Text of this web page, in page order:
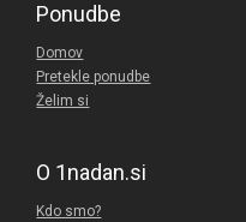
Ponudbe
Domov
Pretekle ponudbe
Želim si
O 1nadan.si
Kdo smo?